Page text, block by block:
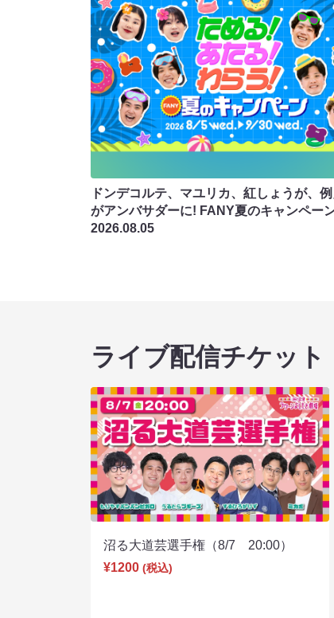
ドンデコルテ、マユリカ、紅しょうが、
がアンバサダーに! FANY夏のキャンペー
2026.08.05
ライブ配信チケット
沼る大道芸選手権（8/7 20:00）
¥1200 (税込)